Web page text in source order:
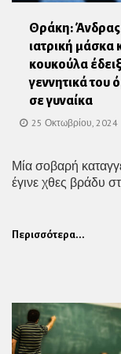
Θράκη: Άνδρας
ιατρική μάσκα
κουκούλα
γεννητικά του
σε γυναίκα
25 Οκτωβρίου, 2024
Μία σοβαρή
έγινε χθες βράδυ
Περισσότερα...